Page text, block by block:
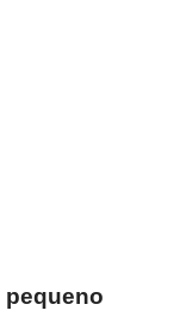
pequeno